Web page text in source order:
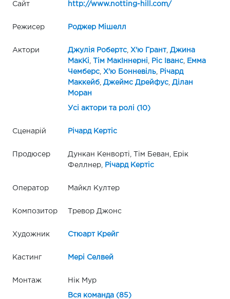
Сайт http://www.notting-hill.com/
Режисер Роджер Мішелл
Актори Джулія Робертс, Х'ю Грант, Джина
МакКі
Тім МакІннерні Ріс Іванс,
Емма
Чемберс, Х'ю Бонневіль,
Річард
Маккейб, Джеймс Дрейфус, Ділан
Моран
Усі актори та ролі (10)
Сценарій Річард Кертіс
Продюсер
Дункан Кенворті, Тім Беван, Ерік
Феллнер,
Річард Кертіс
Оператор Майкл Култер
Композитор Тревор Джонс
Художник Стюарт Крейг
Кастинг Мері Селвей
Монтаж Нік Мур
Вся команда (85)